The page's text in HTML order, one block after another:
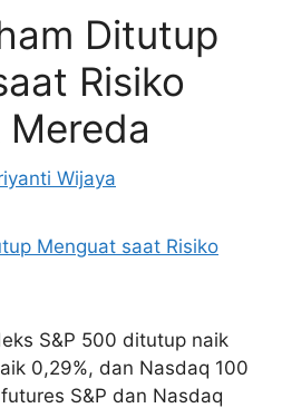
Ditutup
Risiko
Wijaya
S&P 500 ditutup naik
0,29%, dan Nasdaq 100
S&P dan Nasdaq